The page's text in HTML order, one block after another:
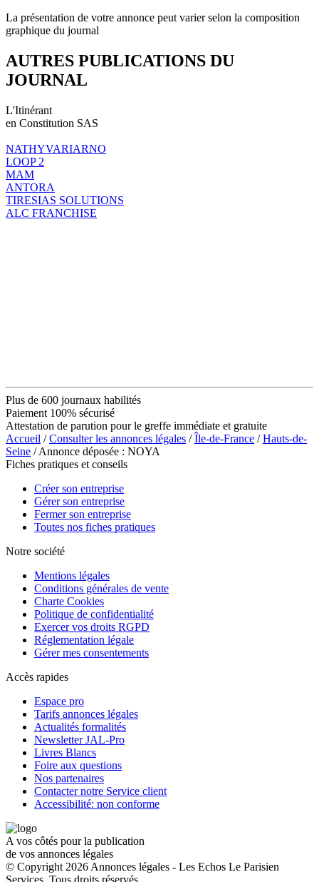
La présentation de votre annonce peut varier selon la composition
graphique du journal
AUTRES PUBLICATIONS DU
JOURNAL
L'Itinérant
en Constitution SAS
NATHYVARIARNO
LOOP 2
MAM
ANTORA
TIRESIAS SOLUTIONS
ALC FRANCHISE
Plus de 600 journaux habilités
Paiement 100% sécurisé
Attestation de parution pour le greffe immédiate et gratuite
Accueil /Consulter les annonces légales /Île-de-France /Hauts-de-
Seine / Annonce déposée : NOYA
Fiches pratiques et conseils
Créer son entreprise
Gérer son entreprise
Fermer son entreprise
Toutes nos fiches pratiques
Notre société
Mentions légales
Conditions générales de vente
Charte Cookies
Politique de confidentialité
Exercer vos droits RGPD
Réglementation légale
Gérer mes consentements
Accès rapides
Espace pro
Tarifs annonces légales
Actualités formalités
Newsletter JAL-Pro
Livres Blancs
Foire aux questions
Nos partenaires
Contacter notre Service client
Accessibilité: non conforme
A vos côtés pour la publication
de vos annonces légales
© Copyright 2026 Annonces légales - Les Echos Le Parisien
Services. Tous droits réservés.